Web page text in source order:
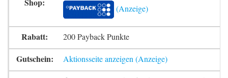
200 Payback Punkte
Aktionsseite anzeigen